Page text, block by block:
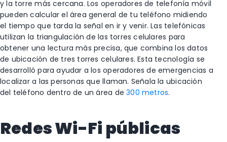
y la torre más cercana. Los operadores de telefonía móvil
pueden calcular el área general de tu teléfono midiendo
el tiempo que tarda la señal en ir y venir. Las telefónicas
utilizan la triangulación de las torres celulares para
obtener una lectura más precisa, que combina los datos
de ubicación de tres torres celulares. Esta tecnología se
desarrolló para ayudar a los operadores de emergencias a
localizar a las personas que llaman. Señala la ubicación
del teléfono dentro de un área de300 metros.
Redes Wi-Fi públicas